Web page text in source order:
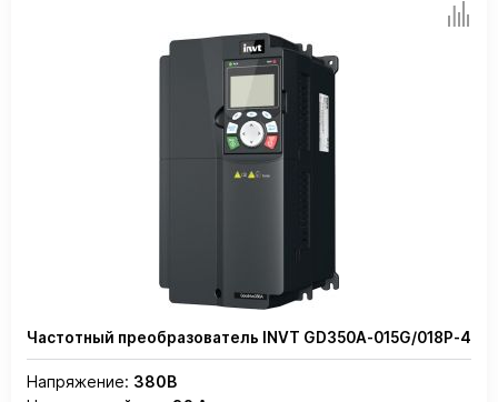
Частотный преобразователь INVT GD350A-015G/018P-4
Напряжение: 380В